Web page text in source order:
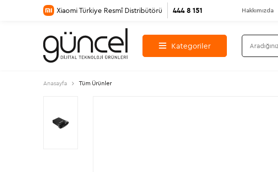
Xiaomi Türkiye Resmî Distribütörü 444 8 151 Hakkımızda
Kategoriler
Anasayfa Tüm Ürünler